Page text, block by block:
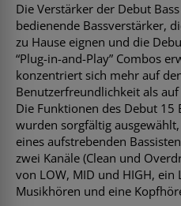
Die Verstärker der Debut
bedienende Bassverstärker,
zu Hause eignen und die
“Plug-in-and-Play” Combos
konzentriert sich mehr auf
Benutzerfreundlichkeit als
Die Funktionen des Debut 15
wurden sorgfältig
eines aufstrebenden
zwei Kanäle (Clean und
von LOW, MID und HIGH, ein
Musikhören und eine